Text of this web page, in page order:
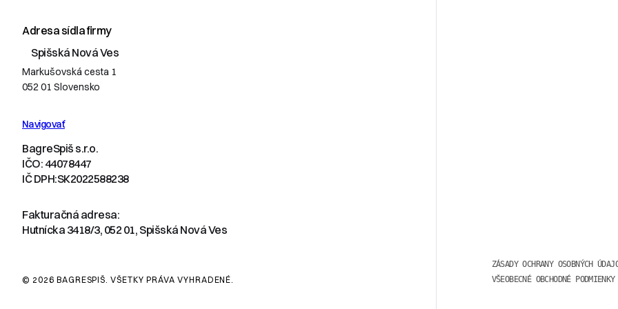
Adresa sídla firmy
Spišská Nová Ves
Markušovská cesta 1
052 01 Slovensko
Navigovať
BagreSpiš s.r.o.
IČO: 44078447
IČ DPH:SK2022588238
Fakturačná adresa:
Hutnícka 3418/3, 052 01, Spišská Nová Ves
© 2026 BAGRESPIŠ. VŠETKY PRÁVA VYHRADENÉ.
ZÁSADY OCHRANY OSOBNÝCH
VŠEOBECNÉ OBCHODNÉ PODMIENKY